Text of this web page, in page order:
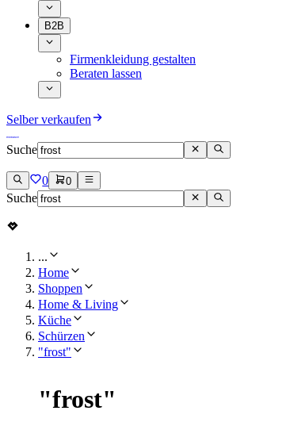
B2B
Firmenkleidung gestalten
Beraten lassen
Selber verkaufen
Suche
0 0
Suche
...
Home
Shoppen
Home & Living
Küche
Schürzen
"frost"
"frost"